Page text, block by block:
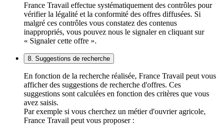
France Travail effectue systématiquement des contrôles pour
vérifier la légalité et la conformité des offres diffusées. Si
malgré ces contrôles vous constatez des contenus
inappropriés, vous pouvez nous le signaler en cliquant sur
« Signaler cette offre ».
8. Suggestions de recherche
En fonction de la recherche réalisée, France Travail peut vous
afficher des suggestions de recherche d'offres. Ces
suggestions sont calculées en fonction des critères que vous
avez saisis.
Par exemple si vous cherchez un métier d'ouvrier agricole,
France Travail peut vous proposer :